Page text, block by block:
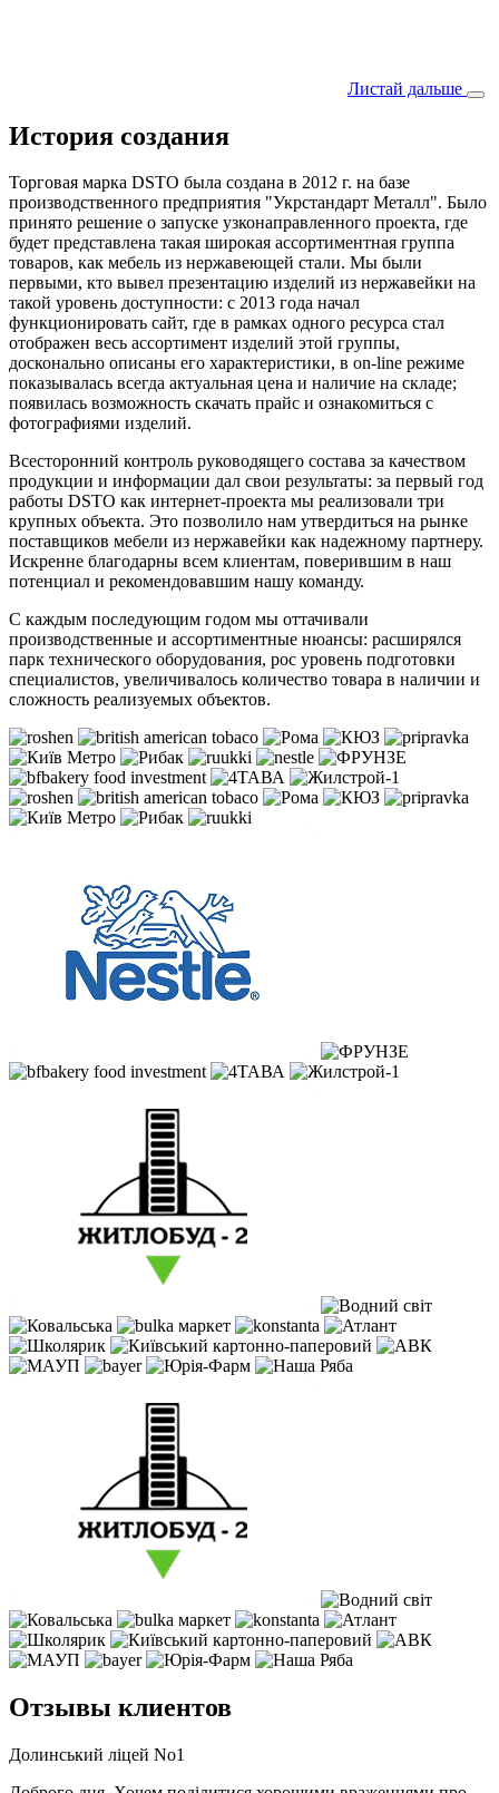
Листай дальше
История создания
Торговая марка DSTO была создана в 2012 г. на базе
производственного предприятия "Укрстандарт Металл". Было
принято решение о запуске узконаправленного проекта, где
будет представлена такая широкая ассортиментная группа
товаров, как мебель из нержавеющей стали. Мы были
первыми, кто вывел презентацию изделий из нержавейки на
такой уровень доступности: с 2013 года начал
функционировать сайт, где в рамках одного ресурса стал
отображен весь ассортимент изделий этой группы,
досконально описаны его характеристики, в on-line режиме
показывалась всегда актуальная цена и наличие на складе;
появилась возможность скачать прайс и ознакомиться с
фотографиями изделий.
Всесторонний контроль руководящего состава за качеством
продукции и информации дал свои результаты: за первый год
работы DSTO как интернет-проекта мы реализовали три
крупных объекта. Это позволило нам утвердиться на рынке
поставщиков мебели из нержавейки как надежному партнеру.
Искренне благодарны всем клиентам, поверившим в наш
потенциал и рекомендовавшим нашу команду.
С каждым последующим годом мы оттачивали
производственные и ассортиментные нюансы: расширялся
парк технического оборудования, рос уровень подготовки
специалистов, увеличивалось количество товара в наличии и
сложность реализуемых объектов.
Отзывы клиентов
Долинський ліцей No1